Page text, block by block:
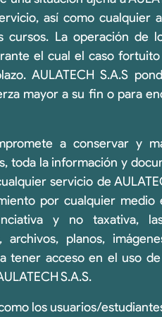
así como cualquier
La operación de
el cual el caso
AULATECH S.A.S
mayor a su fin o para
a conservar y
toda la información y
servicio de
por cualquier medio
y no taxativa,
archivos, planos,
tener acceso en el uso
S.A.S.
los usuarios/